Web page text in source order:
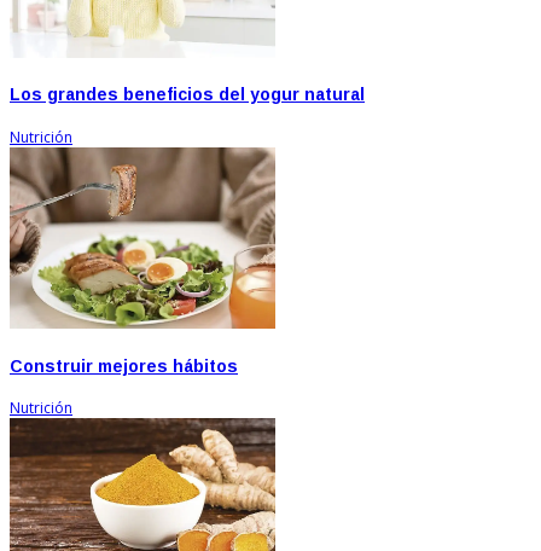
Los grandes beneficios del yogur natural
Nutrición
Construir mejores hábitos
Nutrición